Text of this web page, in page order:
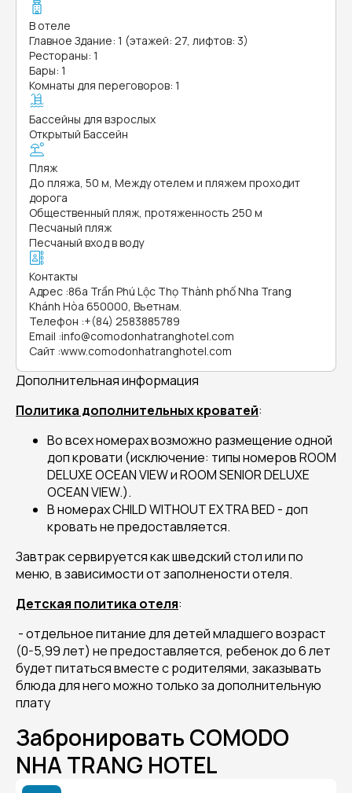
В отеле
Главное Здание: 1 (этажей: 27, лифтов: 3)
Рестораны: 1
Бары: 1
Комнаты для переговоров: 1
Бассейны для взрослых
Открытый Бассейн
Пляж
До пляжа, 50 м, Между отелем и пляжем проходит
дорога
Общественный пляж, протяженность 250 м
Песчаный пляж
Песчаный вход в воду
Контакты
Адрес :86a Trần Phú Lộc Thọ Thành phố Nha Trang
Khánh Hòa 650000, Вьетнам.
Телефон :+(84) 2583885789
Email :info@comodonhatranghotel.com
Сайт :www.comodonhatranghotel.com
Дополнительная информация
Политика дополнительных кроватей:
Во всех номерах возможно размещение одной
доп кровати (исключение: типы номеров ROOM
DELUXE OCEAN VIEW и ROOM SENIOR DELUXE
OCEAN VIEW.).
В номерах CHILD WITHOUT EXTRA BED - доп
кровать не предоставляется.
Завтрак сервируется как шведский стол или по
меню, в зависимости от заполнености отеля.
Детская политика отеля:
- отдельное питание для детей младшего возраст
(0-5,99 лет) не предоставляется, ребенок до 6 лет
будет питаться вместе с родителями, заказывать
блюда для него можно только за дополнительную
плату
Забронировать COMODO
NHA TRANG HOTEL